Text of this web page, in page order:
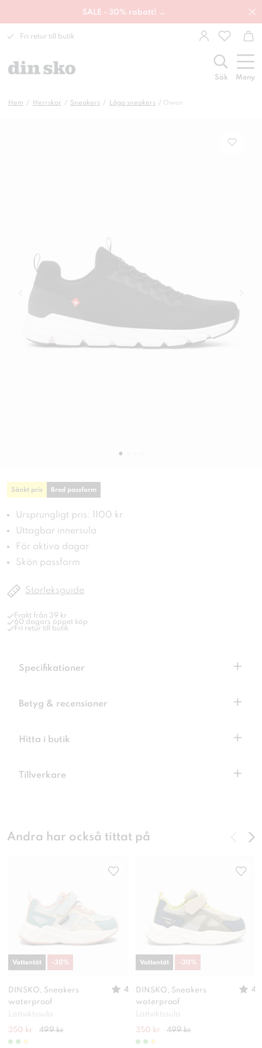
SALE - 30% rabatt! →
Fri retur till butik
Sök Meny
Hem Herrskor Sneakers Låga sneakers Owen
Sänkt pris Bred passform
Ursprungligt pris: 1100 kr
Uttagbar innersula
För aktiva dagar
Skön passform
Storleksguide
Frakt från 39 kr
60 dagars öppet köp
Fri retur till butik
Specifikationer +
Betyg & recensioner +
Hitta i butik +
Tillverkare +
Andra har också tittat på
DINSKO, Sneakers
waterproof
4
Lättviktssula
350 kr 499 kr
Vattentät -30%
DINSKO, Sneakers
waterproof
4
Lättviktssula
350 kr 499 kr
Vattentät -30%